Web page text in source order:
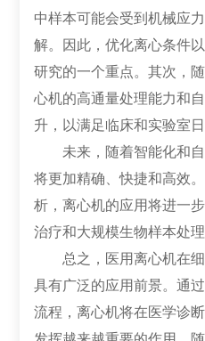
中样本可能会受到机械应
解。因此，优化离心条件
研究的一个重点。其次，
心机的高通量处理能力和
升，以满足临床和实验室
未来，随着智能化和自
将更加精确、快捷和高效
析，离心机的应用将进一
治疗和大规模生物样本处理
总之，医用离心机在细
具有广泛的应用前景。通
流程，离心机将在医学诊